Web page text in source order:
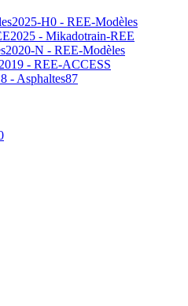
2025-H0 - REE-Modèles
2025 - Mikadotrain-REE
2020-N - REE-Modèles
2019 - REE-ACCESS
- Asphaltes87